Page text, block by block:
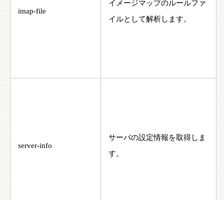
imap-file
イメージマップのルールファ
イルとして解析します。
server-info
サーバの設定情報を取得しま
す。